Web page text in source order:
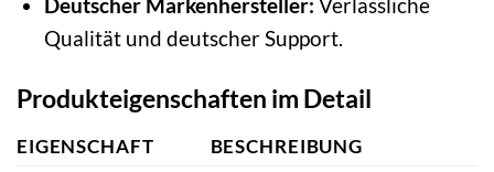
Qualität und deutscher Support.
Produkteigenschaften im Detail
EIGENSCHAFT
BESCHREIBUNG